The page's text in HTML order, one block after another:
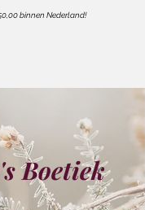
binnen Nederland!
Boetiek